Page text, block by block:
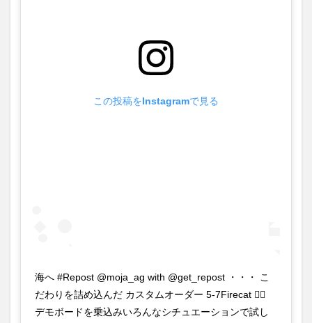
この投稿をInstagramで見る
海へ #Repost @moja_ag with @get_repost ・・・ こ
だわりを詰め込んだ カスタムオーダー 5-7Firecat 🏄‍♀️
デモボードを乗込みいろんなシチュエーションで試し